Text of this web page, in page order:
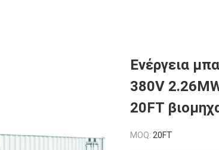
Ενέργεια
380V
20FT
MOQ: 20FT